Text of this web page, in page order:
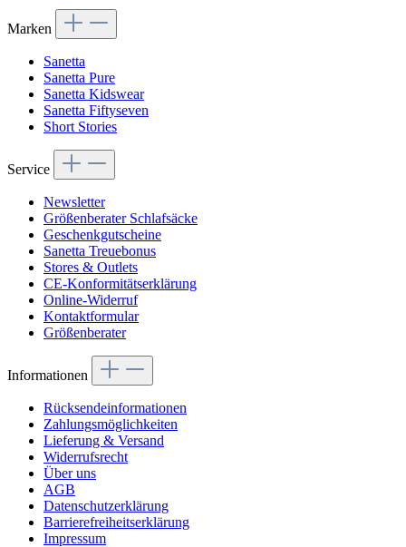
Marken
Sanetta
Sanetta Pure
Sanetta Kidswear
Sanetta Fiftyseven
Short Stories
Service
Newsletter
Größenberater Schlafsäcke
Geschenkgutscheine
Sanetta Treuebonus
Stores & Outlets
CE-Konformitätserklärung
Online-Widerruf
Kontaktformular
Größenberater
Informationen
Rücksendeinformationen
Zahlungsmöglichkeiten
Lieferung & Versand
Widerrufsrecht
Über uns
AGB
Datenschutzerklärung
Barrierefreiheitserklärung
Impressum